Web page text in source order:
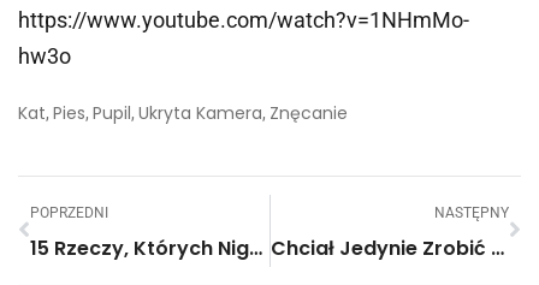
https://www.youtube.com/watch?v=1NHmMo-
hw3o
Kat, Pies, Pupil, Ukryta Kamera, Znęcanie
POPRZEDNI
15 Rzeczy, Których Nigdy W Życiu Nie Powinno Się Żałować. 14 – Powtarzać Do Skutku!
NASTĘPNY
Chciał Jedynie Zrobić Remont W Domu, A Odkrył…